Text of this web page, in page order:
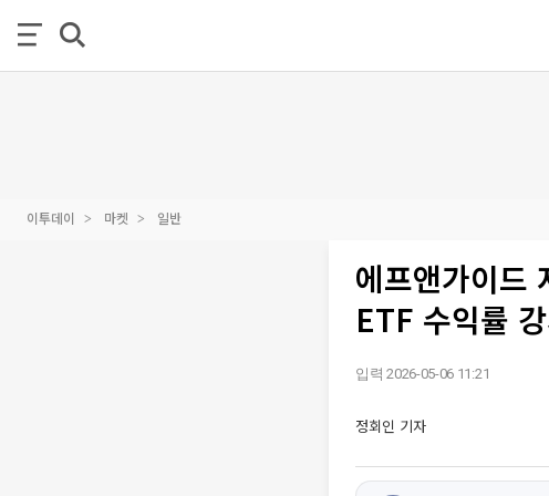
이투데이 마켓 일반
에프앤가이드
ETF 수익률
입력 2026-05-06 11:21
정회인 기자